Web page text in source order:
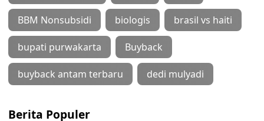
BBM Nonsubsidi biologis brasil vs haiti
bupati purwakarta Buyback
buyback antam terbaru dedi mulyadi
Berita Populer